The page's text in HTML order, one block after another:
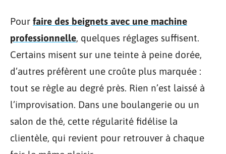
Pour faire des beignets avec une machine
professionnelle, quelques réglages suffisent.
Certains misent sur une teinte à peine dorée,
d’autres préfèrent une croûte plus marquée :
tout se règle au degré près. Rien n’est laissé à
l’improvisation. Dans une boulangerie ou un
salon de thé, cette régularité fidélise la
clientèle, qui revient pour retrouver à chaque